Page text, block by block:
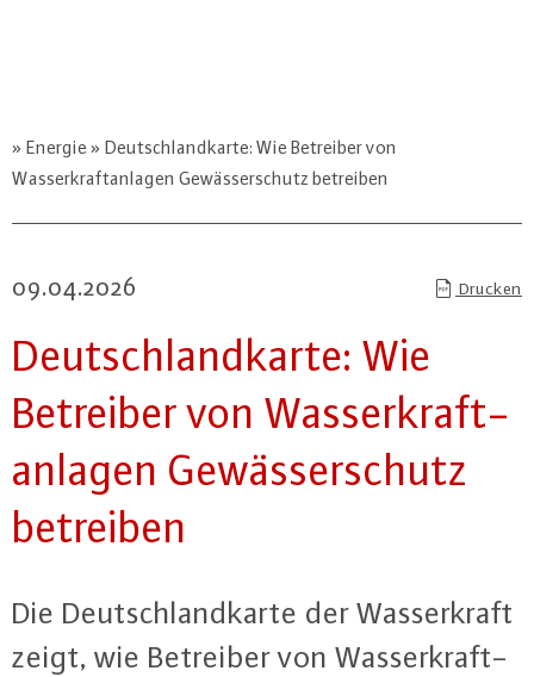
Energie
Deutschlandkarte: Wie Betreiber von
Wasserkraftanlagen Gewässerschutz betreiben
09.04.2026 Drucken
Deutsch­land­kar­te: Wie
Betreiber von Was­ser­kraft­
an­la­gen Ge­wäs­ser­schutz
betreiben
Die Deutsch­land­kar­te der Was­ser­kraft
zeigt, wie Betreiber von Was­ser­kraft­